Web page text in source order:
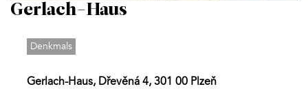
Gerlach-Haus
Denkmals
Gerlach-Haus, Dřevěná 4, 301 00 Plzeň